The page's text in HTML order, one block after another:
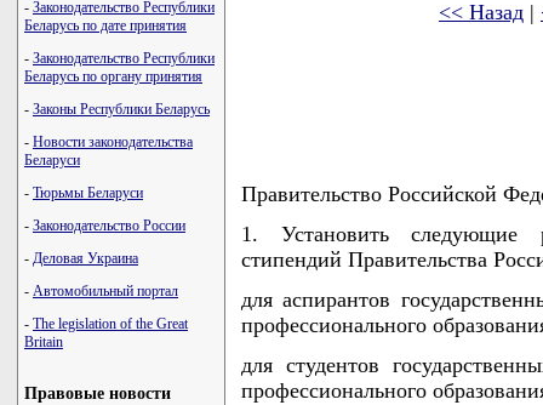
- Законодательство Республики
Беларусь по дате принятия
- Законодательство Республики
Беларусь по органу принятия
- Законы Республики Беларусь
- Новости законодательства
Беларуси
- Тюрьмы Беларуси
- Законодательство России
- Деловая Украина
- Автомобильный портал
- The legislation of the Great
Britain
Правовые новости
<< Назад |
Правительство Российской
1. Установить следующие
стипендий Правительства
для аспирантов
профессионального
для студентов
профессионального